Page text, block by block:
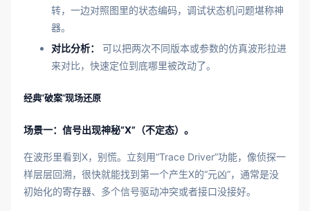
转，一边对照图里的状态编码，调试状态机问题堪称神
器。
对比分析：
可以把两次不同版本或参数的仿真波形拉进
来对比，快速定位到底哪里被改动了。
经典“破案”现场还原
场景一：信号出现神秘“X”（不定态）。
在波形里看到X，别慌。立刻用“Trace Driver”功能，像侦探一
样层层回溯，很快就能找到第一个产生X的“元凶”，通常是没
初始化的寄存器、多个信号驱动冲突或者接口没接好。